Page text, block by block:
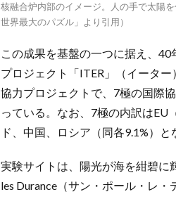
核融合炉内部のイメージ。人の手で太陽
世界最大のパズル」より引用）
この成果を基盤の一つに据え、
プロジェクト「ITER」（イータ
協力プロジェクトで、7極の国際
っている。なお、7極の内訳はEU
ド、中国、ロシア（同各9.1%）と
実験サイトは、陽光が海を紺碧に
les Durance（サン・ポール・レ